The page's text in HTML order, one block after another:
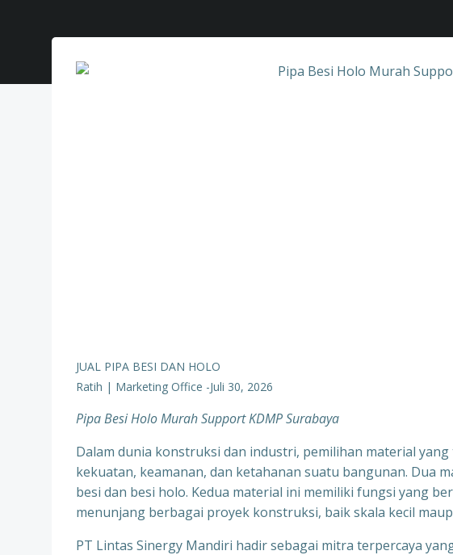
JUAL PIPA BESI DAN HOLO
Ratih | Marketing Office -Juli 30, 2026
Pipa Besi Holo Murah Support KDMP Surabaya
Dalam dunia konstruksi dan industri, pemilihan material
kekuatan, keamanan, dan ketahanan suatu bangunan. Dua
besi dan besi holo. Kedua material ini memiliki fungsi yang
menunjang berbagai proyek konstruksi, baik skala kecil
PT Lintas Sinergy Mandiri hadir sebagai mitra terpercaya